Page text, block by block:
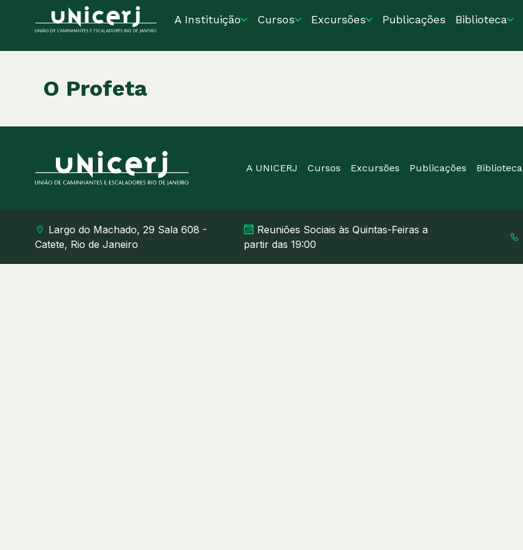
A Instituição Cursos Excursões Publicações Biblioteca
O Profeta
A UNICERJ Cursos Excursões Publicações Biblioteca
Largo do Machado, 29 Sala 608 -
Catete, Rio de Janeiro
Reuniões Sociais às Quintas-Feiras a
partir das 19:00